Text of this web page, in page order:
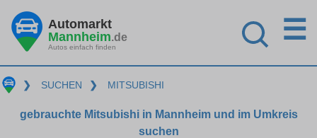
Automarkt
Mannheim.de
Autos einfach finden
☰
❯ SUCHEN ❯ MITSUBISHI
gebrauchte Mitsubishi in Mannheim und im Umkreis
suchen